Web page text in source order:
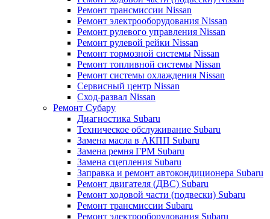
Ремонт трансмиссии Nissan
Ремонт электрооборудования Nissan
Ремонт рулевого управления Nissan
Ремонт рулевой рейки Nissan
Ремонт тормозной системы Nissan
Ремонт топливной системы Nissan
Ремонт системы охлаждения Nissan
Сервисный центр Nissan
Сход-развал Nissan
Ремонт Субару
Диагностика Subaru
Техническое обслуживание Subaru
Замена масла в АКПП Subaru
Замена ремня ГРМ Subaru
Замена сцепления Subaru
Заправка и ремонт автокондиционера Subaru
Ремонт двигателя (ДВС) Subaru
Ремонт ходовой части (подвески) Subaru
Ремонт трансмиссии Subaru
Ремонт электрооборудования Subaru